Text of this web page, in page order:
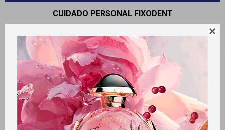

CUIDADO PERSONAL FIXODENT
Recomendados
Filtrando por: Fixodent